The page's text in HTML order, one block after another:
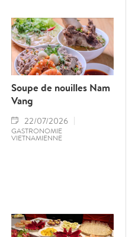
Soupe de nouilles Nam
Vang
22/07/2026
GASTRONOMIE
VIETNAMIENNE